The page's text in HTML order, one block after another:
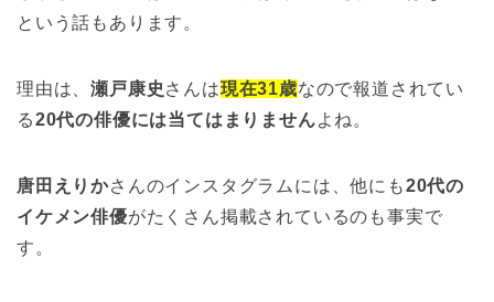
という話もあります。
理由は、瀬戸康史 さんは現在31歳なので報道されてい
る20代の俳優には当てはまりませんよね。
唐田えりかさんのインスタグラムには、他にも20代の
イケメン俳優がたくさん掲載されているのも事実で
す。